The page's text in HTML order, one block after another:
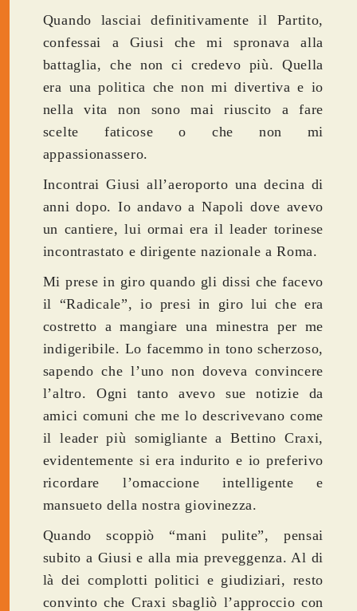
Quando lasciai definitivamente il Partito,
confessai a Giusi che mi spronava alla
battaglia, che non ci credevo più. Quella
era una politica che non mi divertiva e io
nella vita non sono mai riuscito a fare
scelte faticose o che non mi
appassionassero.
Incontrai Giusi all’aeroporto una decina di
anni dopo. Io andavo a Napoli dove avevo
un cantiere, lui ormai era il leader torinese
incontrastato e dirigente nazionale a Roma.
Mi prese in giro quando gli dissi che facevo
il “Radicale”, io presi in giro lui che era
costretto a mangiare una minestra per me
indigeribile. Lo facemmo in tono scherzoso,
sapendo che l’uno non doveva convincere
l’altro. Ogni tanto avevo sue notizie da
amici comuni che me lo descrivevano come
il leader più somigliante a Bettino Craxi,
evidentemente si era indurito e io preferivo
ricordare l’omaccione intelligente e
mansueto della nostra giovinezza.
Quando scoppiò “mani pulite”, pensai
subito a Giusi e alla mia preveggenza. Al di
là dei complotti politici e giudiziari, resto
convinto che Craxi sbagliò l’approccio con